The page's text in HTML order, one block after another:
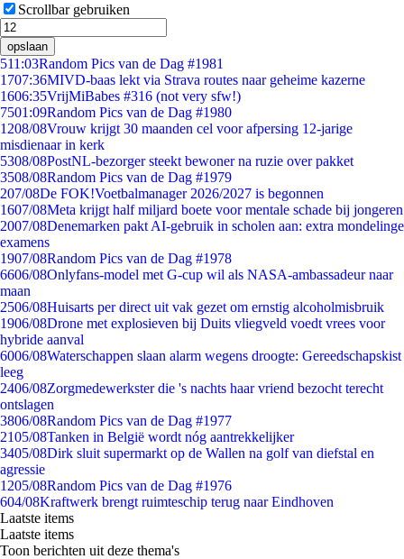
Scrollbar gebruiken
opslaan
511:03Random Pics van de Dag #1981
1707:36MIVD-baas lekt via Strava routes naar geheime kazerne
1606:35VrijMiBabes #316 (not very sfw!)
7501:09Random Pics van de Dag #1980
1208/08Vrouw krijgt 30 maanden cel voor afpersing 12-jarige
misdienaar in kerk
5308/08PostNL-bezorger steekt bewoner na ruzie over pakket
3508/08Random Pics van de Dag #1979
207/08De FOK!Voetbalmanager 2026/2027 is begonnen
1607/08Meta krijgt half miljard boete voor mentale schade bij jongeren
2007/08Denemarken pakt AI-gebruik in scholen aan: extra mondelinge
examens
1907/08Random Pics van de Dag #1978
6606/08Onlyfans-model met G-cup wil als NASA-ambassadeur naar
maan
2506/08Huisarts per direct uit vak gezet om ernstig alcoholmisbruik
1906/08Drone met explosieven bij Duits vliegveld voedt vrees voor
hybride aanval
6006/08Waterschappen slaan alarm wegens droogte: Gereedschapskist
leeg
2406/08Zorgmedewerkster die 's nachts haar vriend bezocht terecht
ontslagen
3806/08Random Pics van de Dag #1977
2105/08Tanken in België wordt nóg aantrekkelijker
3405/08Dirk sluit supermarkt op de Wallen na golf van diefstal en
agressie
1205/08Random Pics van de Dag #1976
604/08Kraftwerk brengt ruimteschip terug naar Eindhoven
Laatste items
Laatste items
Toon berichten uit deze thema's